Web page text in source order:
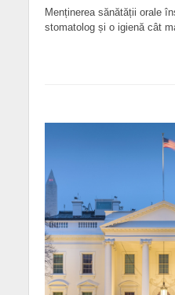
Menținerea sănătății orale
stomatolog și o igienă cât